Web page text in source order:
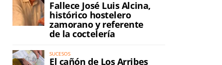
Fallece José Luis Alcina,
histórico hostelero
zamorano y referente
de la coctelería
SUCESOS
El cañón de Los Arribes